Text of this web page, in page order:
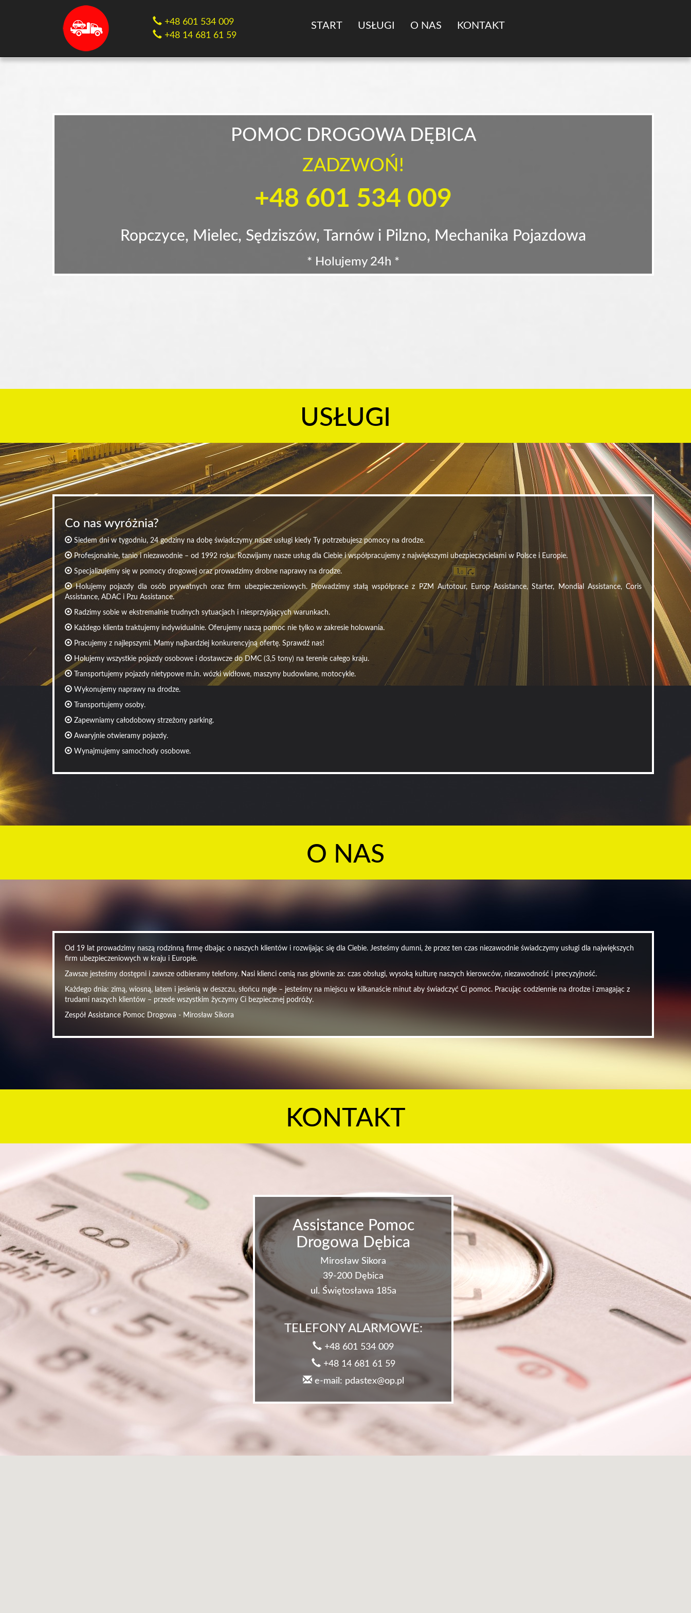
+48 601 534 009
+48 14 681 61 59
START USŁUGI O NAS KONTAKT
POMOC DROGOWA DĘBICA
ZADZWOŃ!
+48 601 534 009
Ropczyce, Mielec, Sędziszów, Tarnów i Pilzno, Mechanika Pojazdowa
* Holujemy 24h *
USŁUGI
Co nas wyróżnia?
Siedem dni w tygodniu, 24 godziny na dobę świadczymy nasze usługi kiedy Ty potrzebujesz pomocy na drodze.
Profesjonalnie, tanio i niezawodnie – od 1992 roku. Rozwijamy nasze usług dla Ciebie i współpracujemy z największymi ubezpieczycielami w Polsce i Europie.
Specjalizujemy się w pomocy drogowej oraz prowadzimy drobne naprawy na drodze.
Holujemy pojazdy dla osób prywatnych oraz firm ubezpieczeniowych. Prowadzimy stałą współprace z PZM Autotour, Europ Assistance, Starter, Mondial Assistance, Coris
Assistance, ADAC i Pzu Assistance.
Radzimy sobie w ekstremalnie trudnych sytuacjach i niesprzyjających warunkach.
Każdego klienta traktujemy indywidualnie. Oferujemy naszą pomoc nie tylko w zakresie holowania.
Pracujemy z najlepszymi. Mamy najbardziej konkurencyjną ofertę. Sprawdź nas!
Holujemy wszystkie pojazdy osobowe i dostawcze do DMC (3,5 tony) na terenie całego kraju.
Transportujemy pojazdy nietypowe m.in. wózki widłowe, maszyny budowlane, motocykle.
Wykonujemy naprawy na drodze.
Transportujemy osoby.
Zapewniamy całodobowy strzeżony parking.
Awaryjnie otwieramy pojazdy.
Wynajmujemy samochody osobowe.
O NAS
Od 19 lat prowadzimy naszą rodzinną firmę dbając o naszych klientów i rozwijając się dla Ciebie. Jesteśmy dumni, że przez ten czas niezawodnie świadczymy usługi dla największych
firm ubezpieczeniowych w kraju i Europie.
Zawsze jesteśmy dostępni i zawsze odbieramy telefony. Nasi klienci cenią nas głównie za: czas obsługi, wysoką kulturę naszych kierowców, niezawodność i precyzyjność.
Każdego dnia: zimą, wiosną, latem i jesienią w deszczu, słońcu mgle – jesteśmy na miejscu w kilkanaście minut aby świadczyć Ci pomoc. Pracując codziennie na drodze i zmagając z
trudami naszych klientów – przede wszystkim życzymy Ci bezpiecznej podróży.
Zespół Assistance Pomoc Drogowa - Mirosław Sikora
KONTAKT
Assistance Pomoc
Drogowa Dębica
Mirosław Sikora
39-200 Dębica
ul. Świętosława 185a
TELEFONY ALARMOWE:
+48 601 534 009
+48 14 681 61 59
e-mail: pdastex@op.pl